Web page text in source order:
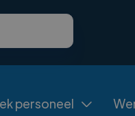
personeel 